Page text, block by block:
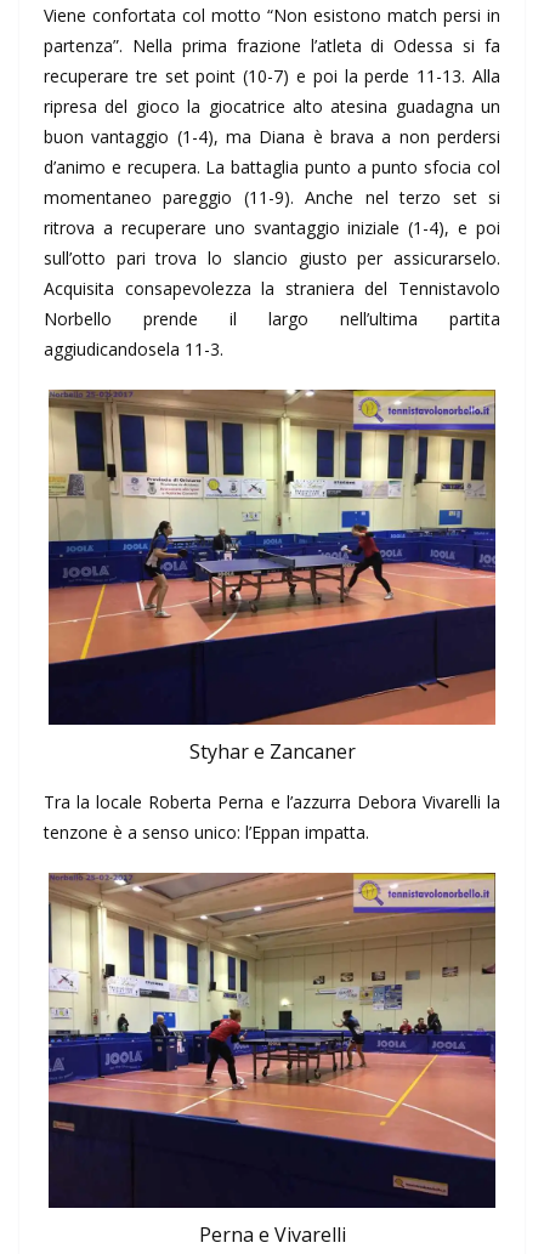
Viene confortata col motto “Non esistono match persi in
partenza”. Nella prima frazione l’atleta di Odessa si fa
recuperare tre set point (10-7) e poi la perde 11-13. Alla
ripresa del gioco la giocatrice alto atesina guadagna un
buon vantaggio (1-4), ma Diana è brava a non perdersi
d’animo e recupera. La battaglia punto a punto sfocia col
momentaneo pareggio (11-9). Anche nel terzo set si
ritrova a recuperare uno svantaggio iniziale (1-4), e poi
sull’otto pari trova lo slancio giusto per assicurarselo.
Acquisita consapevolezza la straniera del Tennistavolo
Norbello prende il largo nell’ultima partita
aggiudicandosela 11-3.
Styhar e Zancaner
Tra la locale Roberta Perna e l’azzurra Debora Vivarelli la
tenzone è a senso unico: l’Eppan impatta.
Perna e Vivarelli